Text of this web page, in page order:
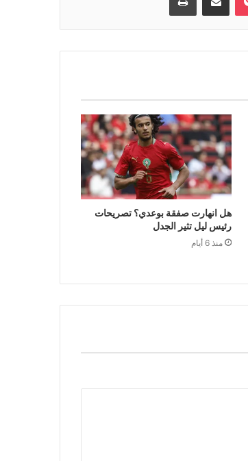
هل انهارت صفقة بوعدي؟ تصريحات
رئيس ليل تثير الجدل
منذ 6 أيام